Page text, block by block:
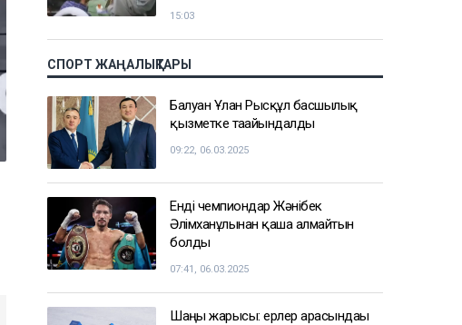
15:03
СПОРТ ЖАҢАЛЫҚТАРЫ
Балуан Ұлан Рысқұл басшылық
қызметке тағайындалды
09:22, 06.03.2025
Енді чемпиондар Жәнібек
Әлімханұлынан қаша алмайтын
болды
07:41, 06.03.2025
Шаңғы жарысы: ерлер арасындағы